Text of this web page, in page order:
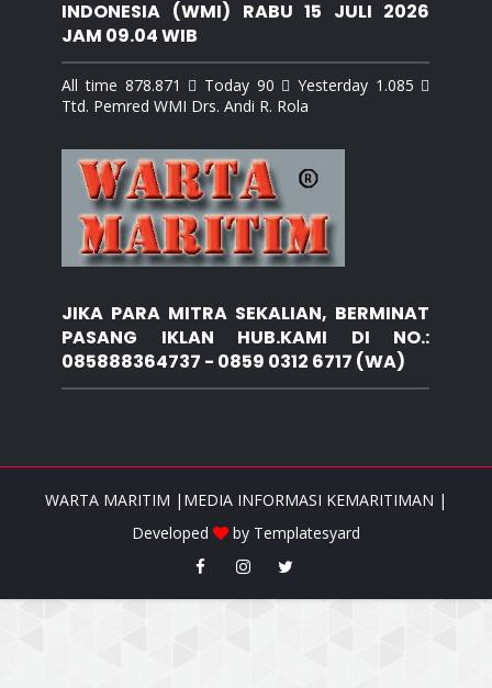
INDONESIA (WMI) RABU 15 JULI 2026
JAM 09.04 WIB
All time 878.871  Today 90  Yesterday 1.085 
Ttd. Pemred WMI Drs. Andi R. Rola
JIKA PARA MITRA SEKALIAN, BERMINAT
PASANG IKLAN HUB.KAMI DI NO.:
085888364737 - 0859 0312 6717 (WA)
WARTA MARITIM |MEDIA INFORMASI KEMARITIMAN |
Developed
by Templatesyard